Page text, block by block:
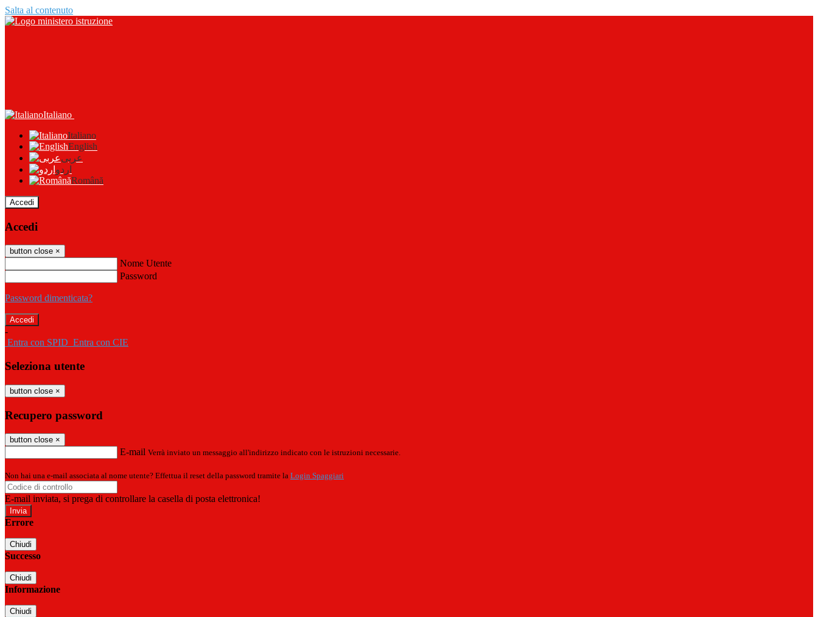
Salta al contenuto
Italiano
Italiano
English
عربى
اردو
Română
Accedi
Accedi
button close ×
Nome Utente
Password
Password dimenticata?
-
Entra con SPID Entra con CIE
Seleziona utente
button close ×
Recupero password
button close ×
E-mail Verrà inviato un messaggio all'indirizzo indicato con le istruzioni necessarie.
Non hai una e-mail associata al nome utente? Effettua il reset della password tramite la Login Spaggiari
E-mail inviata, si prega di controllare la casella di posta elettronica!
Errore
Chiudi
Successo
Chiudi
Informazione
Chiudi